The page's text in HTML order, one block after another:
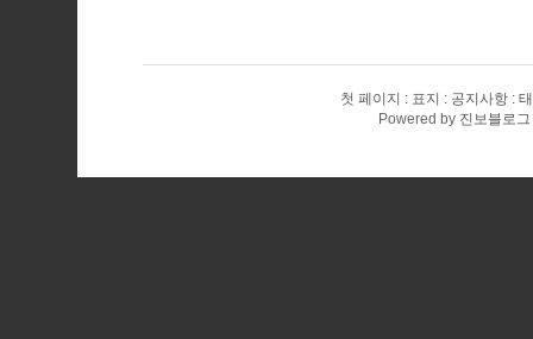
첫 페이지 표지 공지사항
Powered by 진보블로그